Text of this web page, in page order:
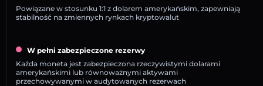
Powiązane w stosunku 1:1 z dolarem amerykańskim, zapewniają
stabilność na zmiennych rynkach kryptowalut
W pełni zabezpieczone rezerwy
Każda moneta jest zabezpieczona rzeczywistymi dolarami
amerykańskimi lub równoważnymi aktywami
przechowywanymi w audytowanych rezerwach